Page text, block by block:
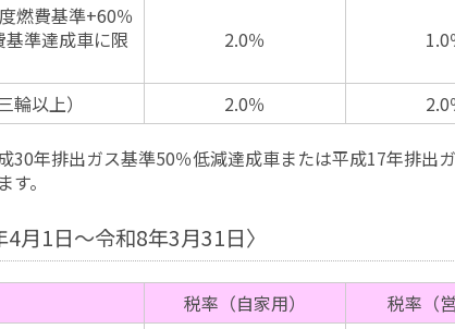
費基準+60％
準達成車に限
2.0％ 1.0
輪以上） 2.0％ 2.0
年排出ガス基準50％低減達成車または平成17年排出
。
月1日〜令和8年3月31日〉
税率（自家用）
税率（